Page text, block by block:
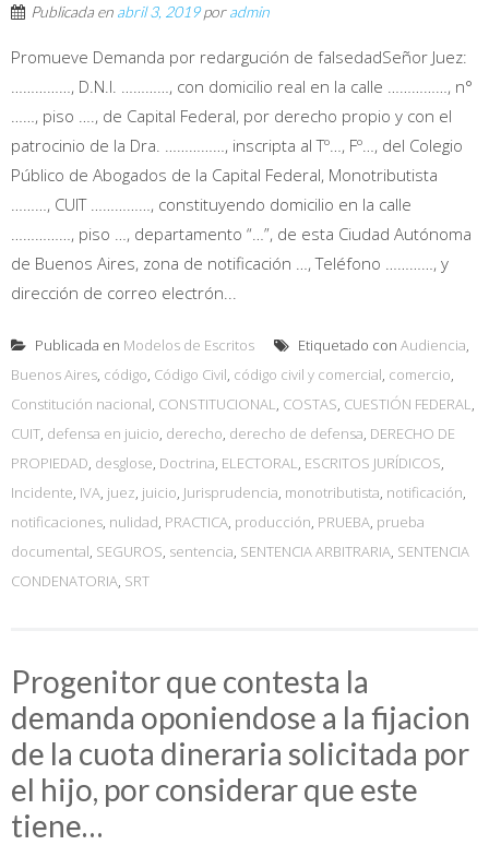
Publicada en abril 3, 2019poradmin
Promueve Demanda por redargución de falsedadSeñor Juez:
……………, D.N.I. …………, con domicilio real en la calle ……………, n°
……, piso …., de Capital Federal, por derecho propio y con el
patrocinio de la Dra. ……………, inscripta al Tº…, Fº…, del Colegio
Público de Abogados de la Capital Federal, Monotributista
………, CUIT ……………, constituyendo domicilio en la calle
……………, piso …, departamento “…”, de esta Ciudad Autónoma
de Buenos Aires, zona de notificación …, Teléfono …………, y
dirección de correo electrón...
Publicada en Modelos de Escritos Etiquetado con Audiencia,
Buenos Aires, código, Código Civil, código civil y comercial, comercio,
Constitución nacional, CONSTITUCIONAL, COSTAS, CUESTIÓN FEDERAL,
CUIT, defensa en juicio, derecho, derecho de defensa, DERECHO DE
PROPIEDAD, desglose, Doctrina, ELECTORAL, ESCRITOS JURÍDICOS,
Incidente, IVA, juez, juicio, Jurisprudencia, monotributista, notificación,
notificaciones, nulidad, PRACTICA, producción, PRUEBA, prueba
documental, SEGUROS, sentencia, SENTENCIA ARBITRARIA, SENTENCIA
CONDENATORIA, SRT
Progenitor que contesta la
demanda oponiendose a la fijacion
de la cuota dineraria solicitada por
el hijo, por considerar que este
tiene…